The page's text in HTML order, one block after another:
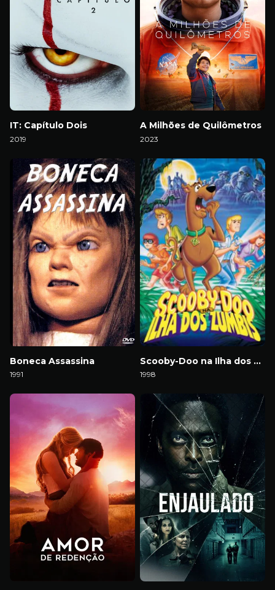
IT: Capítulo Dois
2019
A Milhões de Quilômetros
2023
Boneca Assassina
1991
Scooby-Doo na Ilha dos Zumbis
1998